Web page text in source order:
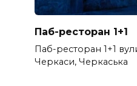
Паб-ресторан 1+1
Паб-ресторан 1+1
Черкаси, Черкаська